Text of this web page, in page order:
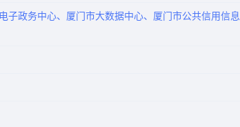
子政务中心、厦门市大数据中心、厦门市公共信用信息